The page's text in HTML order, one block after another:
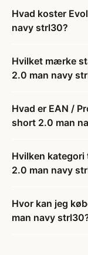
Hvad koster
navy strl30?
Hvilket mærke
2.0 man navy
Hvad er EAN /
short 2.0 man
Hvilken
2.0 man navy
Hvor kan jeg
man navy